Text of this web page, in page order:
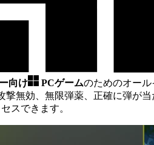
向け PCゲームのためのオール
無効、無限弾薬、正確に弾が当
スできます。